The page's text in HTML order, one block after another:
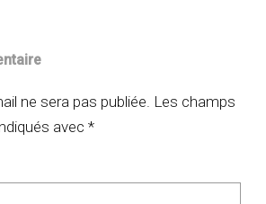
ne sera pas publiée. Les champs
avec *